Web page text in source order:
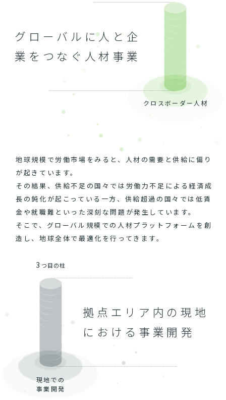
グローバルに人と企
業をつなぐ人材事業
地球規模で労働市場をみると、人材の需要と供給に偏り
が起きています。
その結果、供給不足の国々では労働力不足による経済成
長の鈍化が起こっている一方、供給超過の国々では低賃
金や就職難といった深刻な問題が発生しています。
そこで、グローバル規模での人材プラットフォームを創
造し、地球全体で最適化を行ってきます。
クロスボーダー人材
3 つ目の柱
現地での
事業開発
拠点エリア内の現地
における事業開発